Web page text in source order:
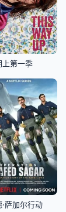
上第一季
萨加尔行动